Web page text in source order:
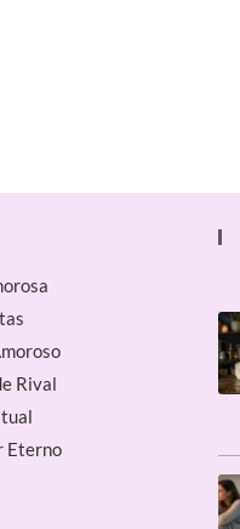
Rival
Eterno